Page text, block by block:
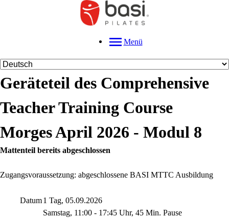
Menü
Geräteteil des Comprehensive
Teacher Training Course
Morges April 2026 - Modul 8
Mattenteil bereits abgeschlossen
Zugangsvoraussetzung: abgeschlossene BASI MTTC Ausbildung
Datum1 Tag, 05.09.2026
Samstag, 11:00 - 17:45 Uhr, 45 Min. Pause